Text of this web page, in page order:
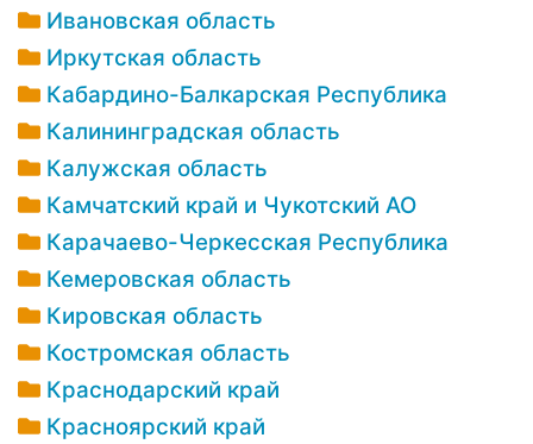
Ивановская область
Иркутская область
Кабардино-Балкарская Республика
Калининградская область
Калужская область
Камчатский край и Чукотский АО
Карачаево-Черкесская Республика
Кемеровская область
Кировская область
Костромская область
Краснодарский край
Красноярский край